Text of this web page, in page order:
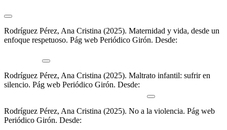
Rodríguez Pérez, Ana Cristina (2025). Maternidad y vida, desde un
enfoque respetuoso. Pág web Periódico Girón. Desde:
Rodríguez Pérez, Ana Cristina (2025). Maltrato infantil: sufrir en
silencio. Pág web Periódico Girón. Desde:
Rodríguez Pérez, Ana Cristina (2025). No a la violencia. Pág web
Periódico Girón. Desde: